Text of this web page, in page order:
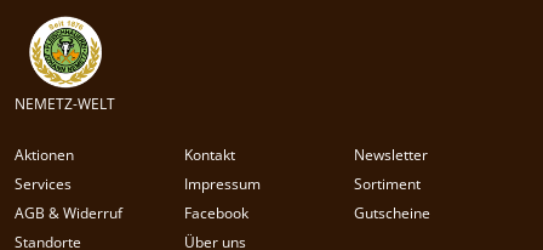
NEMETZ-WELT
Aktionen Kontakt
Newsletter
Services
Impressum
Sortiment
AGB & Widerruf
Facebook
Gutscheine
Standorte
Über uns